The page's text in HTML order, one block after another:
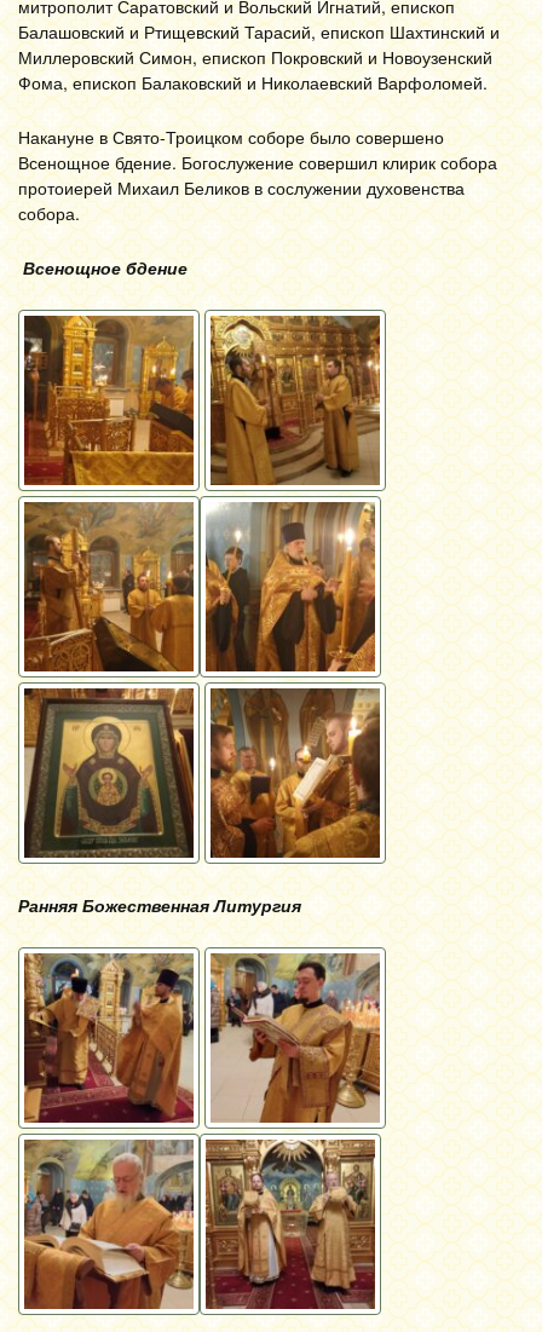
митрополит Саратовский и Вольский Игнатий, епископ
Балашовский и Ртищевский Тарасий, епископ Шахтинский и
Миллеровский Симон, епископ Покровский и Новоузенский
Фома, епископ Балаковский и Николаевский Варфоломей.
Накануне в Свято-Троицком соборе было совершено
Всенощное бдение. Богослужение совершил клирик собора
протоиерей Михаил Беликов в сослужении духовенства
собора.
Всенощное бдение
Ранняя Божественная Литургия